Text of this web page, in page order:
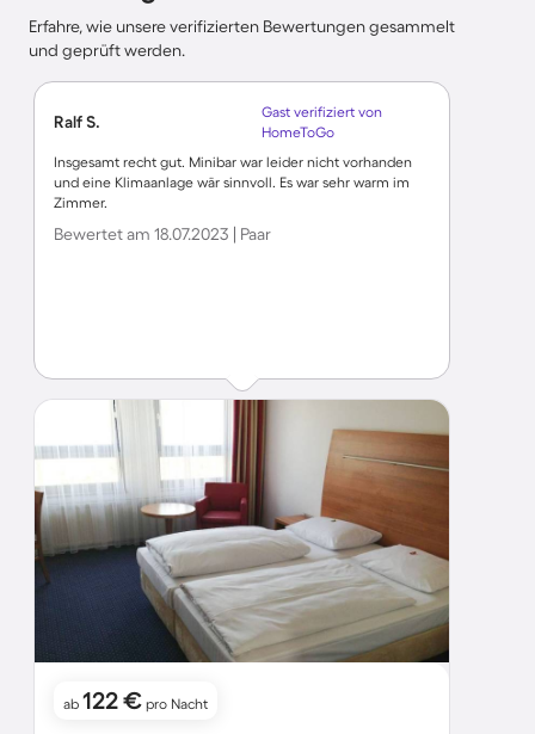
Erfahre, wie unsere verifizierten Bewertungen gesammelt
und geprüft werden.
Ralf S.
Gast verifiziert von
HomeToGo
Insgesamt recht gut. Minibar war leider nicht vorhanden
und eine Klimaanlage wär sinnvoll. Es war sehr warm im
Zimmer.
Bewertet am 18.07.2023 | Paar
ab 122 € pro Nacht